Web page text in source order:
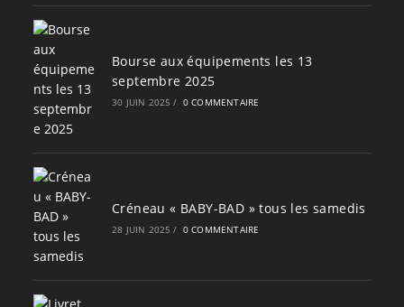
Bourse aux équipements les 13
septembre 2025
30 JUIN 2025 / 0 COMMENTAIRE
Créneau « BABY-BAD » tous les samedis
28 JUIN 2025 / 0 COMMENTAIRE